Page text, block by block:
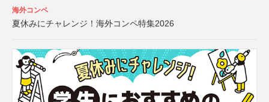
海外コンペ
夏休みにチャレンジ！海外コンペ特集2026